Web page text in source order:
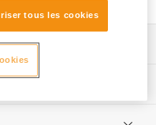
tous les cookies